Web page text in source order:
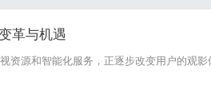
革与机遇
资源和智能化服务，正逐步改变用户的观影